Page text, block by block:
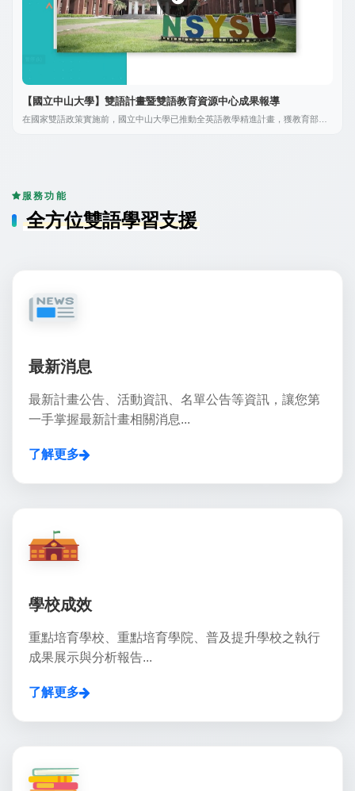
【國立中山大學】雙語計畫暨雙語教育資源中心成果報導
在國家雙語政策實施前，國立中山大學已推動全英語教學精進計畫，獲教育部核
師教學與學生學習成效。加強國際資源合作及挹注，如與美國在台協會(AIT)和學
術交流基金會(FSE)合作，並辦理行政人員培訓，增聘全英專班的英語助理，全面
推動校務行政國際化。資源共享方面，以中山大學雙語計畫為基礎，成立雙語教
育資源中心，發揮共享效益，與夥伴學校攜手建立適合各校的雙語推動模式，促
服務功能
全方位雙語學習支援
最新消息
最新計畫公告、活動資訊、名單公告等資訊，讓您第
一手掌握最新計畫相關消息...
了解更多
學校成效
重點培育學校、重點培育學院、普及提升學校之執行
成果展示與分析報告...
了解更多